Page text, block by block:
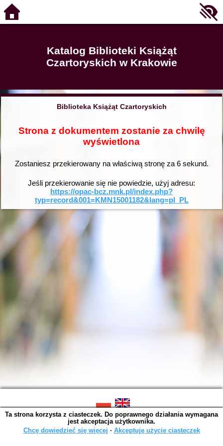
Katalog Biblioteki Książąt
Czartoryskich w Krakowie
Biblioteka Książąt Czartoryskich
Strona z dokumentem zostanie za chwilę
wyświetlona
Zostaniesz przekierowany na właściwą stronę za 6sekund.
Jeśli przekierowanie się nie powiedzie, użyj adresu:
https://opac-bcz.mnk.pl/index.php?
typ=record&001=KMN15001182&lang=pl_PL
SOWA OPAC v. 6.11.10 (2026-07-24)
Wygenerowano w 0,0014 s.
Ta strona korzysta z ciasteczek. Do poprawnego działania wymagana
jest akceptacja użytkownika.
Chcę dowiedzieć się więcej ∙ Akceptuję użycie ciasteczek